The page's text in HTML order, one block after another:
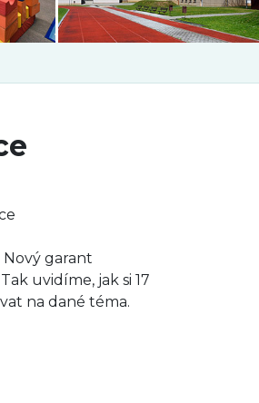
garant
uvidíme, jak si 17
na dané téma.